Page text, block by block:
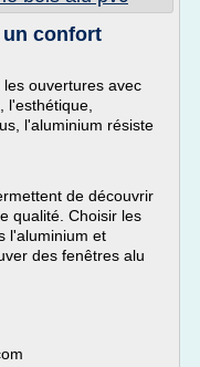
un confort
ouvertures avec
l'esthétique,
l'aluminium résiste
de découvrir
qualité. Choisir les
l'aluminium et
des fenêtres alu